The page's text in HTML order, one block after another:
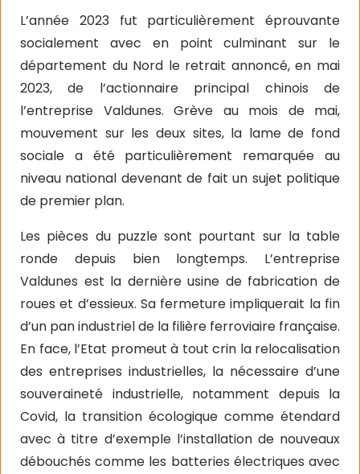
L’année 2023 fut particulièrement éprouvante
socialement avec en point culminant sur le
département du Nord le retrait annoncé, en mai
2023, de l’actionnaire principal chinois de
l’entreprise Valdunes. Grève au mois de mai,
mouvement sur les deux sites, la lame de fond
sociale a été particulièrement remarquée au
niveau national devenant de fait un sujet politique
de premier plan.
Les pièces du puzzle sont pourtant sur la table
ronde depuis bien longtemps. L’entreprise
Valdunes est la dernière usine de fabrication de
roues et d’essieux. Sa fermeture impliquerait la fin
d’un pan industriel de la filière ferroviaire française.
En face, l’Etat promeut à tout crin la relocalisation
des entreprises industrielles, la nécessaire d’une
souveraineté industrielle, notamment depuis la
Covid, la transition écologique comme étendard
avec à titre d’exemple l’installation de nouveaux
débouchés comme les batteries électriques avec